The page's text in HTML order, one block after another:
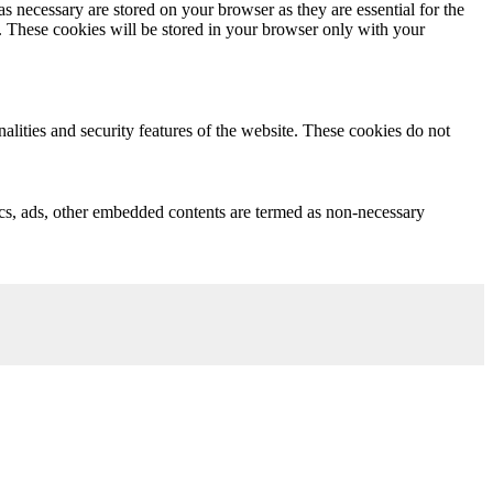
are stored on your browser as they are essential for the
These cookies will be stored in your browser only with your
and security features of the website. These cookies do not
other embedded contents are termed as non-necessary